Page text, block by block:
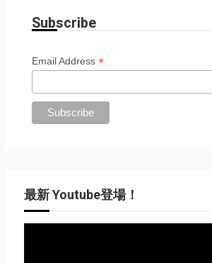
Subscribe
Email Address*
最新 Youtube登場！